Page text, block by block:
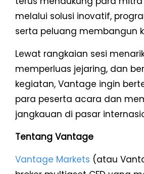
melalui solusi inovatif,
serta peluang membangun
Lewat rangkaian sesi
memperluas jejaring, dan
kegiatan, Vantage ingin
para peserta acara dan
jangkauan di pasar
Tentang Vantage
Vantage Markets (atau